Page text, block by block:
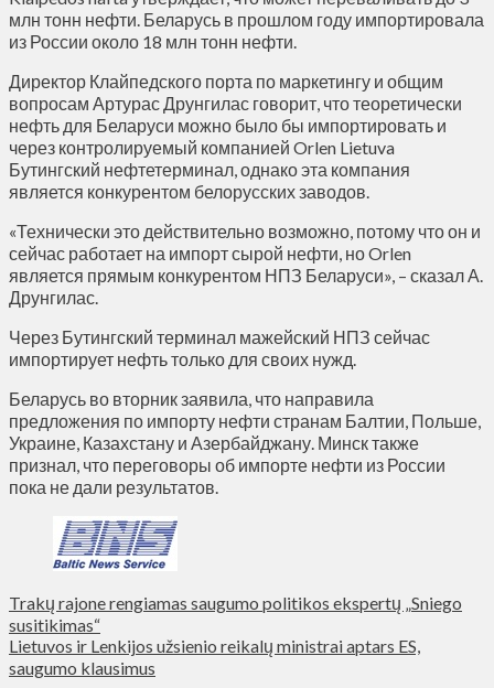
млн тонн нефти. Беларусь в прошлом году импортировала
из России около 18 млн тонн нефти.
Директор Клайпедского порта по маркетингу и общим
вопросам Артурас Друнгилас говорит, что теоретически
нефть для Беларуси можно было бы импортировать и
через контролируемый компанией Orlen Lietuva
Бутингский нефтетерминал, однако эта компания
является конкурентом белорусских заводов.
«Технически это действительно возможно, потому что он и
сейчас работает на импорт сырой нефти, но Orlen
является прямым конкурентом НПЗ Беларуси», – сказал А.
Друнгилас.
Через Бутингский терминал мажейский НПЗ сейчас
импортирует нефть только для своих нужд.
Беларусь во вторник заявила, что направила
предложения по импорту нефти странам Балтии, Польше,
Украине, Казахстану и Азербайджану. Минск также
признал, что переговоры об импорте нефти из России
пока не дали результатов.
Trakų rajone rengiamas saugumo politikos ekspertų „Sniego
susitikimas“
Lietuvos ir Lenkijos užsienio reikalų ministrai aptars ES,
saugumo klausimus